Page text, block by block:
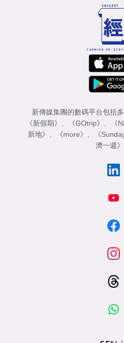
新傳媒集團的數碼平台包括
《新假期》 、 《GOtrip》 、 《
新地》 、 《more》 、 《
濟一週》